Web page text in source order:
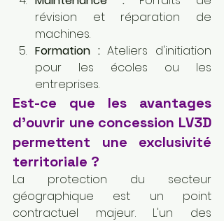
révision et réparation de
machines.
Formation : Ateliers d'initiation
pour les écoles ou les
entreprises.
Est-ce que les avantages
d'ouvrir une concession LV3D
permettent une exclusivité
territoriale ?
La protection du secteur
géographique est un point